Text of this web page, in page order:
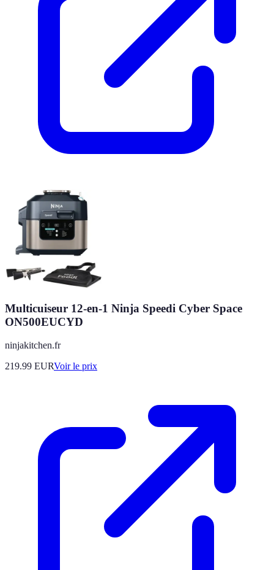
Multicuiseur 12-en-1 Ninja Speedi Cyber Space
ON500EUCYD
ninjakitchen.fr
219.99 EURVoir le prix